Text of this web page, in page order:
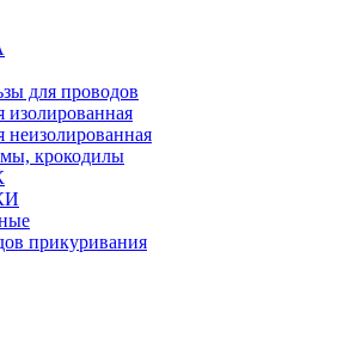
для проводов
изолированная
неизолированная
крокодилы
прикуривания